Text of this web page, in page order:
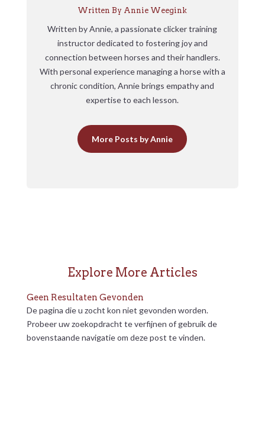
Written By Annie Weegink
Written by Annie, a passionate clicker training
instructor dedicated to fostering joy and
connection between horses and their handlers.
With personal experience managing a horse with a
chronic condition, Annie brings empathy and
expertise to each lesson.
More Posts by Annie
Explore More Articles
Geen Resultaten Gevonden
De pagina die u zocht kon niet gevonden worden.
Probeer uw zoekopdracht te verfijnen of gebruik de
bovenstaande navigatie om deze post te vinden.